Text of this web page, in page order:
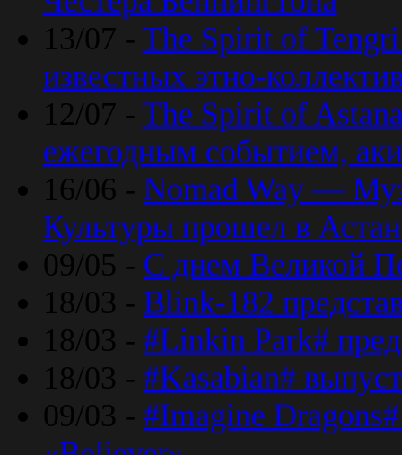
13/07 - The Spirit of Tengri
известных этно-
12/07 - The Spirit of
ежегодным событием,
16/06 - Nomad Way —
Культуры прошел в
09/05 - С днем Великой
18/03 - Blink-182
18/03 - #Linkin Park#
18/03 - #Kasabian#
09/03 - #Imagine